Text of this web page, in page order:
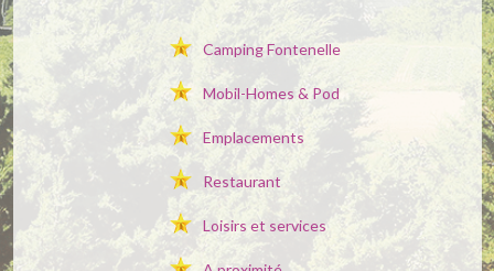
Camping Fontenelle
Mobil-Homes & Pod
Emplacements
Restaurant
Loisirs et services